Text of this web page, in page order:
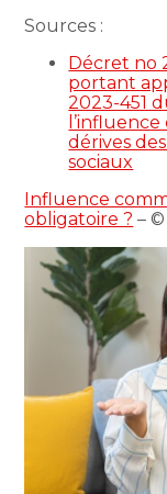
Sources :
Décret no
portant
2023-451
dérives
sociaux
Influence
obligatoire ? –